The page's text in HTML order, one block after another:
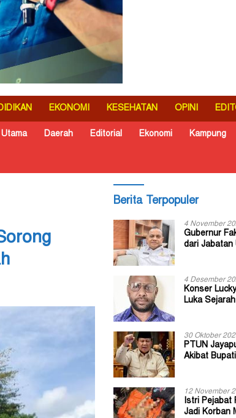
EKONOMI KESEHATAN OPINI
Daerah Editorial Ekonomi Kampung
Berita Terpopuler
4 November
Gubernur
dari Jabatan
4 Desember
Konser
Luka
30 Oktober
PTUN
Akibat
12 November
Istri Pejabat
Jadi Korban